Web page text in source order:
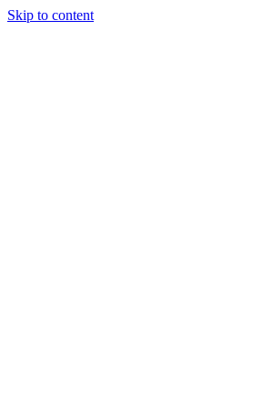
Skip to content